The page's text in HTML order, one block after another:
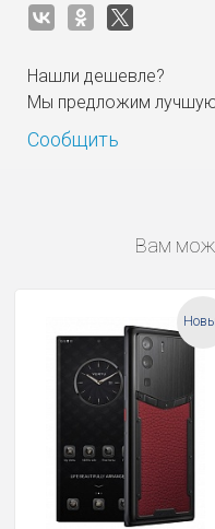
Нашли дешевле?
Мы предложим
Сообщить
Вам